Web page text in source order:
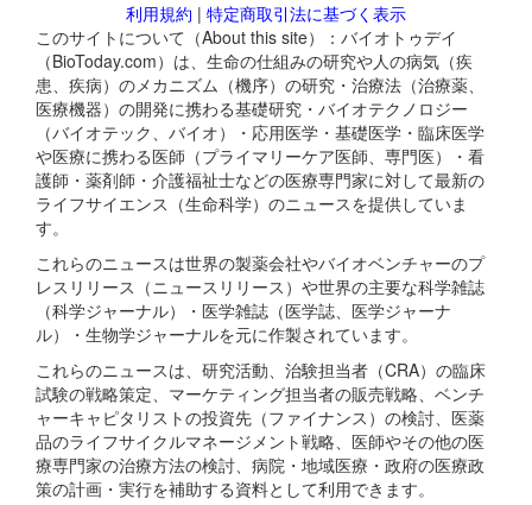
利用規約 | 特定商取引法に基づく表示
このサイトについて（About this site）：バイオトゥデイ
（BioToday.com）は、生命の仕組みの研究や人の病気（疾
患、疾病）のメカニズム（機序）の研究・治療法（治療薬、
医療機器）の開発に携わる基礎研究・バイオテクノロジー
（バイオテック、バイオ）・応用医学・基礎医学・臨床医学
や医療に携わる医師（プライマリーケア医師、専門医）・看
護師・薬剤師・介護福祉士などの医療専門家に対して最新の
ライフサイエンス（生命科学）のニュースを提供していま
す。
これらのニュースは世界の製薬会社やバイオベンチャーのプ
レスリリース（ニュースリリース）や世界の主要な科学雑誌
（科学ジャーナル）・医学雑誌（医学誌、医学ジャーナ
ル）・生物学ジャーナルを元に作製されています。
これらのニュースは、研究活動、治験担当者（CRA）の臨床
試験の戦略策定、マーケティング担当者の販売戦略、ベンチ
ャーキャピタリストの投資先（ファイナンス）の検討、医薬
品のライフサイクルマネージメント戦略、医師やその他の医
療専門家の治療方法の検討、病院・地域医療・政府の医療政
策の計画・実行を補助する資料として利用できます。